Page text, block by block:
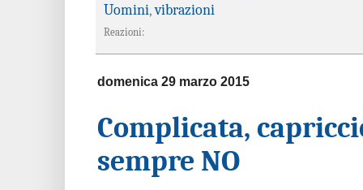
Uomini,vibrazioni
Reazioni:
domenica 29 marzo 2015
Complicata,
sempre NO